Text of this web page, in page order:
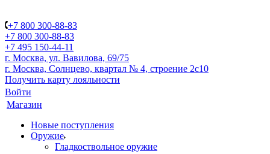
+7 800 300-88-83
+7 800 300-88-83
+7 495 150-44-11
г. Москва, ул. Вавилова, 69/75
г. Москва, Солнцево, квартал № 4, строение 2с10
Получить карту лояльности
Войти
Магазин
Новые поступления
Оружие
Гладкоствольное оружие